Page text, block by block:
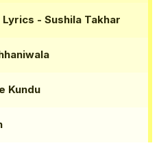
Lyrics - Sushila Takhar
Kundu